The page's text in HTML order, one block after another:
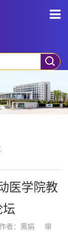
医学院教
者：黄娟
审